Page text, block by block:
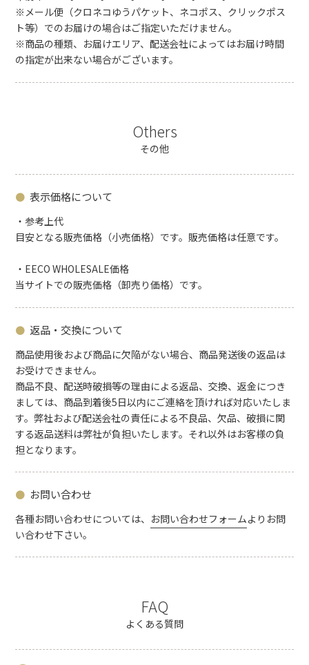
※メール便（クロネコゆうパケット、ネコポス、クリックポス
ト等）でのお届けの場合はご指定いただけません。
※商品の種類、お届けエリア、配送会社によってはお届け時間
の指定が出来ない場合がございます。
Others
その他
表示価格について
・参考上代
目安となる販売価格（小売価格）です。販売価格は任意です。
・EECO WHOLESALE価格
当サイトでの販売価格（卸売り価格）です。
返品・交換について
商品使用後および商品に欠陥がない場合、商品発送後の返品は
お受けできません。
商品不良、配送時破損等の理由による返品、交換、返金につき
ましては、商品到着後5日以内にご連絡を頂ければ対応いたしま
す。弊社および配送会社の責任による不良品、欠品、破損に関
する返品送料は弊社が負担いたします。それ以外はお客様の負
担となります。
お問い合わせ
各種お問い合わせについては、 お問い合わせフォームよりお問
い合わせ下さい。
FAQ
よくある質問